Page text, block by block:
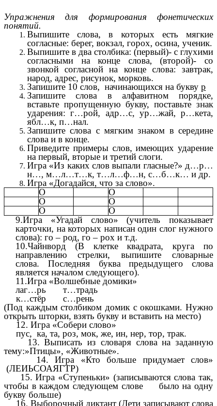
Упражнения для формирования фонетических
понятий.
Выпишите слова, в которых есть мягкие
согласные: берег, вокзал, горох, осина, ученик.
Выпишите в два столбика: (первый)- с глухими
согласными на конце слова, (второй)- со
звонкой согласной на конце слова: завтрак,
народ, адрес, рисунок, морковь.
Запишите 10 слов, начинающихся на букву р
Запишите слова в алфавитном порядке,
вставьте пропущенную букву, поставьте знак
ударения: г…рой, адр…с, ур…жай, р…кета,
ябл…к, п…нал.
Запишите слова с мягким знаком в середине
слова и в конце.
Приведите примеры слов, имеющих ударение
на первый, вторые и третий слоги.
Игра «Из каких слов выпали гласные?» д…р…
н…, м…л…т…к, т…л…ф…н, с…б…к… и др.
Игра «Догадайся, что за слово».
О
О
О
О
О
О
9.Игра «Угадай слово» (учитель показывает
карточки, на которых написан один слог нужного
слова): го – род, го – рох и т.д.
10.Чайнворд (В клетке квадрата, круга по
направлению стрелки, выпишите словарные
слова. Последняя буква предыдущего слова
является началом следующего).
11.Игра «Волшебные домики»
лаг…рь т…традь
к…стёр с…рень
(Под каждым столбиком домик с окошками. Нужно
открыть шторки, взять букву и вставить на место)
12. Игра «Собери слово»
пус, ка, та, роз, мок, же, ин, нер, тор, трак.
13. Выписать из словаря слова на заданную
тему:»Птицы», «Животные».
14. Игра «Кто больше придумает слов»
(ЛЕИЬСОАЯГТР)
15. Игра «Ступеньки» (записываются слова так,
чтобы в каждом следующем слове было на одну
букву больше)
16. Выборочный диктант (Дети записывают слова